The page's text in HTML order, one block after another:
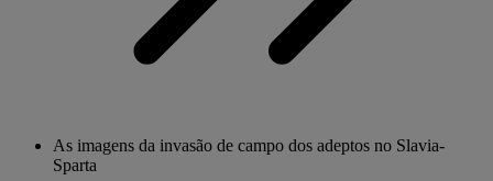
As imagens da invasão de campo dos adeptos no Slavia-
Sparta